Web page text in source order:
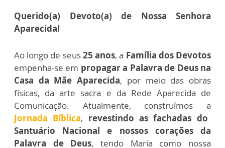
Querido(a) Devoto(a) de Nossa Senhora
Aparecida!
Ao longo de seus25 anos, a Família dos Devotos
empenha-se em propagar a Palavra de Deus na
Casa da Mãe Aparecida, por meio das obras
físicas, da arte sacra e da Rede Aparecida de
Comunicação. Atualmente, construímos a
Jornada Bíblica, revestindo as fachadas do
Santuário Nacional e nossos corações da
Palavra de Deus, tendo Maria como nossa